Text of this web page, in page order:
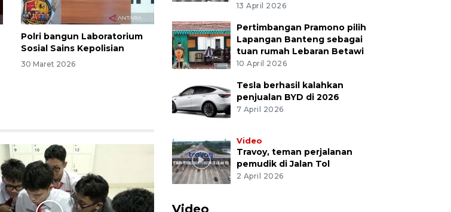
Polri bangun Laboratorium
Sosial Sains Kepolisian
30 Maret 2026
13 April 2026
Pertimbangan Pramono pilih
Lapangan Banteng sebagai
tuan rumah Lebaran Betawi
10 April 2026
Tesla berhasil kalahkan
penjualan BYD di 2026
7 April 2026
Video
Travoy, teman perjalanan
pemudik di Jalan Tol
2 April 2026
Video